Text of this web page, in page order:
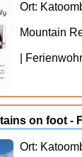
Ort:
Mountain
|
on foot -
Ort: